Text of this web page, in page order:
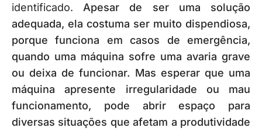
identificado. Apesar de ser uma solução
adequada, ela costuma ser muito dispendiosa,
porque funciona em casos de emergência,
quando uma máquina sofre uma avaria grave
ou deixa de funcionar. Mas esperar que uma
máquina apresente irregularidade ou mau
funcionamento, pode abrir espaço para
diversas situações que afetam a produtividade